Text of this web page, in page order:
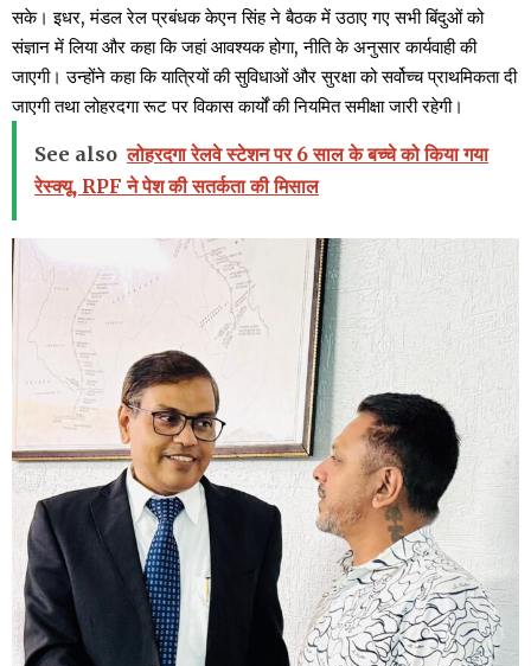
सके। इधर, मंडल रेल प्रबंधक केएन सिंह ने बैठक में उठाए गए सभी बिंदुओं को
संज्ञान में लिया और कहा कि जहां आवश्यक होगा, नीति के अनुसार कार्यवाही की
जाएगी। उन्होंने कहा कि यात्रियों की सुविधाओं और सुरक्षा को सर्वोच्च प्राथमिकता दी
जाएगी तथा लोहरदगा रूट पर विकास कार्यों की नियमित समीक्षा जारी रहेगी।
See also लोहरदगा रेलवे स्टेशन पर 6 साल के बच्चे को किया गया
रेस्क्यू, RPF ने पेश की सतर्कता की मिसाल